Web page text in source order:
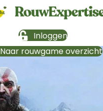
Inloggen
Naar rouwgame overzicht